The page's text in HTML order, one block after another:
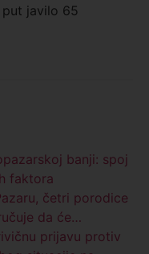
javilo 65
banji: spoj
faktora
četri porodice
da će…
prijavu protiv